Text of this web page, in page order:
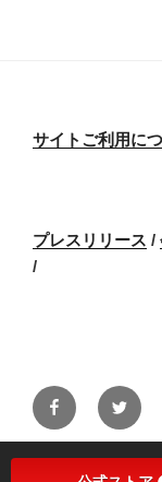
サイトご利用に
プレスリリース /
/
FacebookTwitter